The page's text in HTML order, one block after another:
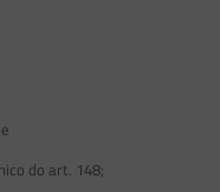
do art. 148;